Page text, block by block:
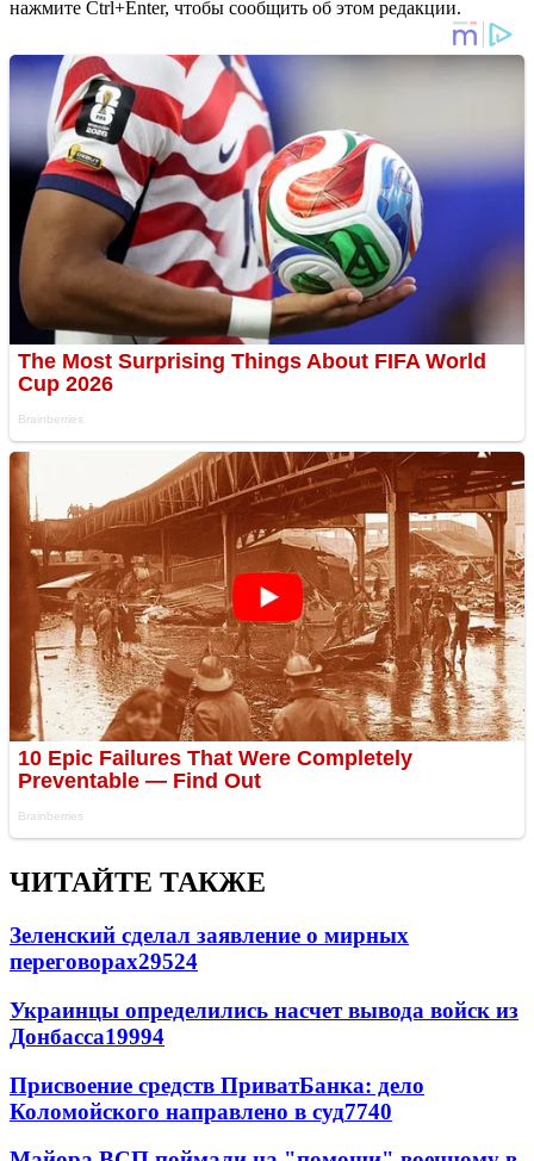
нажмите Ctrl+Enter, чтобы сообщить об этом редакции.
ЧИТАЙТЕ ТАКЖЕ
Зеленский сделал заявление о мирных
переговорах29524
Украинцы определились насчет вывода войск из
Донбасса19994
Присвоение средств ПриватБанка: дело
Коломойского направлено в суд7740